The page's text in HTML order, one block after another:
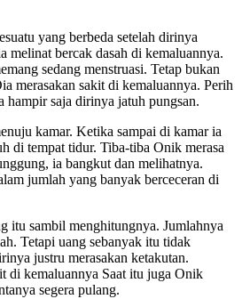
yang berbeda setelah dirinya
melinat bercak dasah di kemaluannya.
sedang menstruasi. Tetap bukan
merasakan sakit di kemaluannya. Perih
hampir saja dirinya jatuh pungsan.
kamar. Ketika sampai di kamar ia
di tempat tidur. Tiba-tiba Onik merasa
ia bangkut dan melihatnya.
jumlah yang banyak berceceran di
itu sambil menghitungnya. Jumlahnya
Tetapi uang sebanyak itu tidak
justru merasakan ketakutan.
di kemaluannya Saat itu juga Onik
segera pulang.